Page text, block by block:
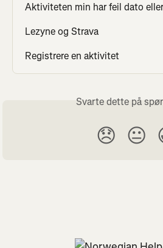
Aktiviteten min har feil dato
Lezyne og Strava
Registrere en aktivitet
Svarte dette på
😞 😐